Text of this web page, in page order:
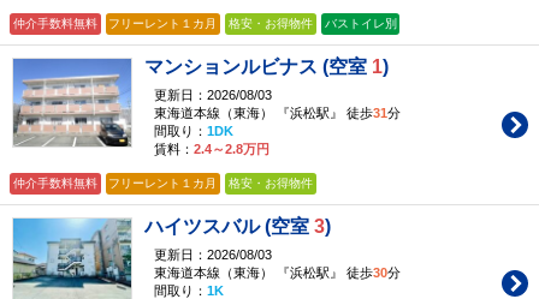
仲介手数料無料 フリーレント１カ月 格安・お得物件 バストイレ別
マンションルビナス (空室 1)
更新日：2026/08/03
東海道本線（東海） 『浜松駅』 徒歩31分
間取り： 1DK
賃料： 2.4～2.8万円
仲介手数料無料 フリーレント１カ月 格安・お得物件
ハイツスバル (空室 3)
更新日：2026/08/03
東海道本線（東海） 『浜松駅』 徒歩30分
間取り： 1K